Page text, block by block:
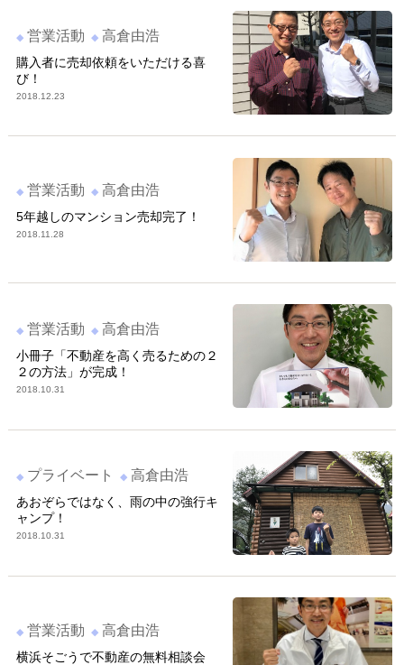
営業活動 高倉由浩
購入者に売却依頼をいただける喜
び！
2018.12.23
営業活動 高倉由浩
5年越しのマンション売却完了！
2018.11.28
営業活動 高倉由浩
小冊子「不動産を高く売るための２
２の方法」が完成！
2018.10.31
プライベート 高倉由浩
あおぞらではなく、雨の中の強行キ
ャンプ！
2018.10.31
営業活動 高倉由浩
横浜そごうで不動産の無料相談会